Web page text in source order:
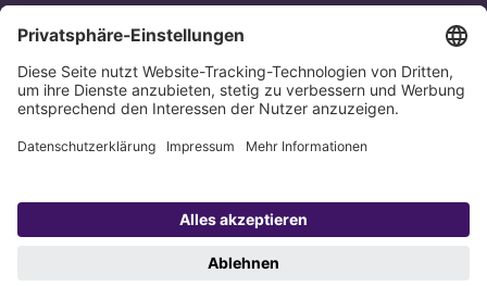
Abonnieren Sie unseren Newsletter
Jetzt anmelden
Copyright 1998-2026 KESSEL SE + Co. KG, Bahnhofstraße 31, 85101 Lenting,
Datenschutz Impressum